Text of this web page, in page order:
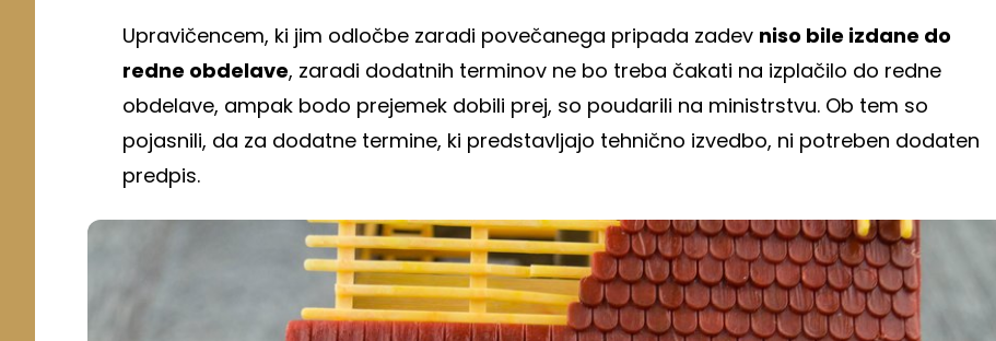
Upravičencem, ki jim odločbe zaradi povečanega pripada zadev niso bile izdane do
redne obdelave, zaradi dodatnih terminov ne bo treba čakati na izplačilo do redne
obdelave, ampak bodo prejemek dobili prej, so poudarili na ministrstvu. Ob tem so
pojasnili, da za dodatne termine, ki predstavljajo tehnično izvedbo, ni potreben dodaten
predpis.